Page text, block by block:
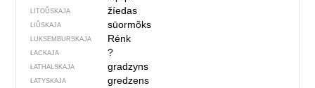
LITOŬSKAJA žíedas
LIŬSKAJA sūormõks
LUKSEMBURSKAJA Rénk
ŁACKAJA ?
ŁATHALSKAJA gradzyns
ŁATYSKAJA gredzens